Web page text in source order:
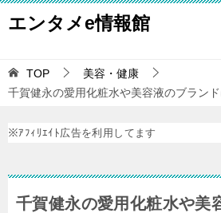
エンタメe情報館
TOP
美容・健康
千賀健永の愛用化粧水や美容液のブラン
※ｱﾌｨﾘｴｲﾄ広告を利用してます
千賀健永の愛用化粧水や美